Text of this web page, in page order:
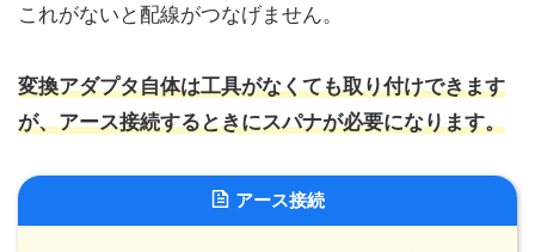
これがないと配線がつなげません。
変換アダプタ自体は工具がなくても取り付けできます
が、アース接続するときにスパナが必要になります。
アース接続